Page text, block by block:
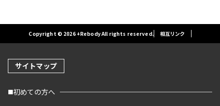
Copyright © 2026 +Rebody All rights reserved. 相互リンク
サイトマップ
初めての方へ